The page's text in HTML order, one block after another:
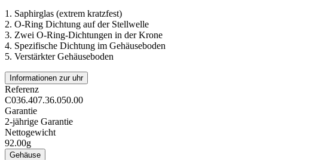
1. Saphirglas (extrem kratzfest)
2. O-Ring Dichtung auf der Stellwelle
3. Zwei O-Ring-Dichtungen in der Krone
4. Spezifische Dichtung im Gehäuseboden
5. Verstärkter Gehäuseboden
Informationen zur uhr
Referenz
C036.407.36.050.00
Garantie
2-jährige Garantie
Nettogewicht
92.00g
Gehäuse